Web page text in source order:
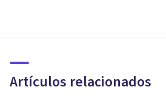
Artículos relacionados
gamberros del fútbol